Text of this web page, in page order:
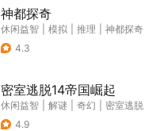
神都探奇
休闲益智 模拟 推理
神都探奇
4.3
密室逃脱14帝国崛起
休闲益智 解谜 奇幻
密室逃脱
4.9